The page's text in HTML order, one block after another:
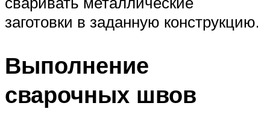
заготовки в заданную конструкцию.
Выполнение
сварочных швов